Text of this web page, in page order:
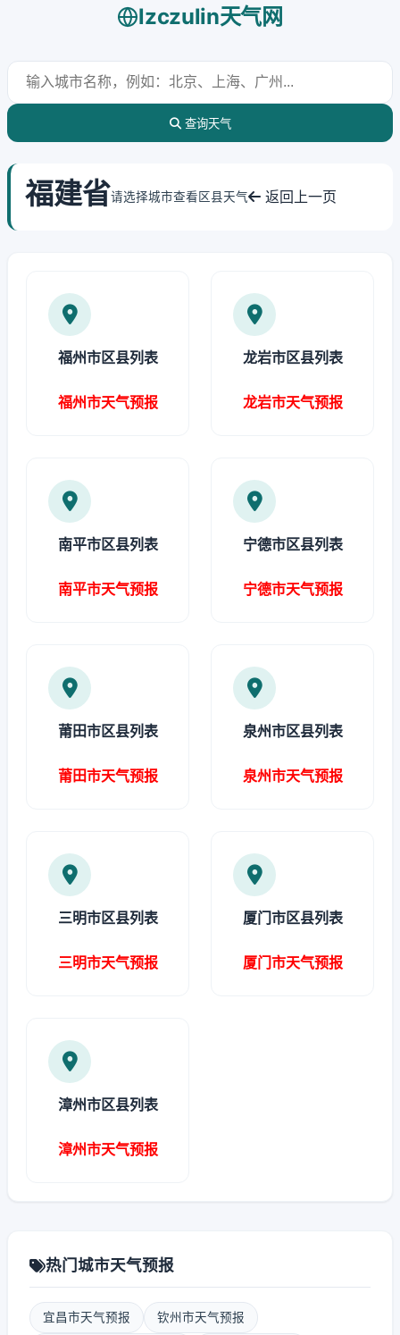
lzczulin天气网
查询天气
福建省请选择城市查看区县天气 返回上一页
福州市区县列表
福州市天气预报
龙岩市区县列表
龙岩市天气预报
南平市区县列表
南平市天气预报
宁德市区县列表
宁德市天气预报
莆田市区县列表
莆田市天气预报
泉州市区县列表
泉州市天气预报
三明市区县列表
三明市天气预报
厦门市区县列表
厦门市天气预报
漳州市区县列表
漳州市天气预报
热门城市天气预报
宜昌市天气预报 钦州市天气预报